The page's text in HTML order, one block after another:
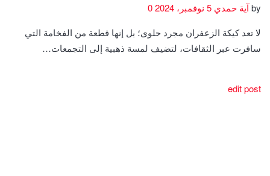
byآية حمدي
لا تعد كيكة الزعفران مجرد حلوى؛ بل إنها قطعة من الفخامة التي
سافرت عبر الثقافات، لتضيف لمسة ذهبية إلى التجمعات…
edit post